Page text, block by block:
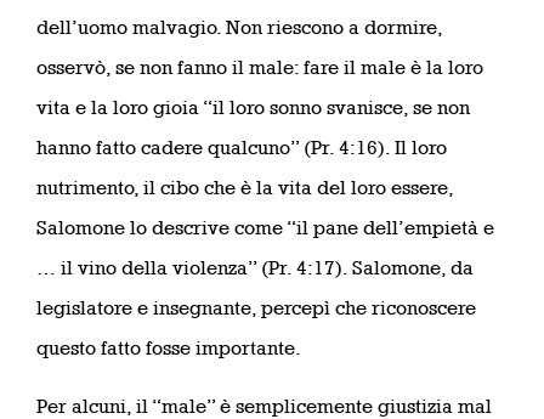
dell’uomo malvagio. Non riescono a dormire,
osservò, se non fanno il male: fare il male è la loro
vita e la loro gioia “il loro sonno svanisce, se non
hanno fatto cadere qualcuno” (Pr. 4:16). Il loro
nutrimento, il cibo che è la vita del loro essere,
Salomone lo descrive come “il pane dell’empietà e
… il vino della violenza” (Pr. 4:17). Salomone, da
legislatore e insegnante, percepì che riconoscere
questo fatto fosse importante.
Per alcuni, il “male” è semplicemente giustizia mal